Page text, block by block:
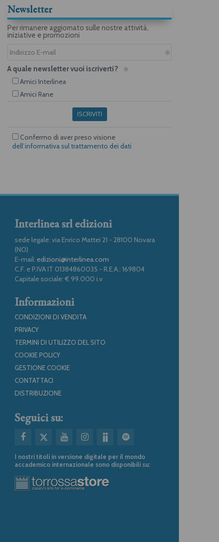
Newsletter
Per rimanere aggiornato sulle nostre attività,
iniziative e promozioni
A quale newsletter vuoi iscriverti?
Amici Interlinea
Amici Rane
ISCRIVITI
Confermo di aver preso visione
dell’informativa sul trattamento dei dati
Interlinea srl edizioni
sede legale: via Enrico Mattei 21 - 28100 Novara
(NO)
E-mail: edizioni@interlinea.com
C.F. e P.IVA IT 01384860035 - R.E.A.: 169804
Capitale sociale: € 99.000 i.v
Informazioni
CONDIZIONI DI VENDITA
PRIVACY
TERMINI DI UTILIZZO DEL SITO
COOKIE POLICY
GESTIONE COOKIE
CONTATTACI
DISTRIBUZIONE
Seguici su:
I nostri titoli in versione digitale per il mondo
accademico internazionale sono disponibili su: